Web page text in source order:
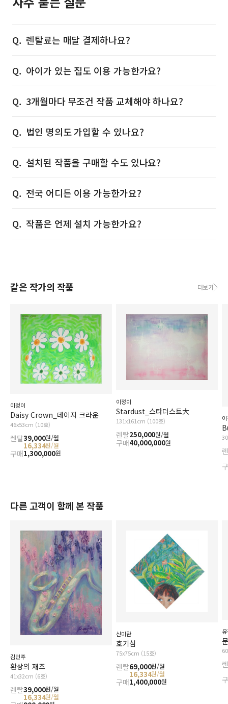
렌탈료는 매달 결제하나요?
아이가 있는 집도 이용 가능한가요?
3개월마다 무조건 작품 교체해야 하나요?
법인 명의도 가입할 수 있나요?
설치된 작품을 구매할 수도 있나요?
전국 어디든 이용 가능한가요?
작품은 언제 설치 가능한가요?
같은 작가의 작품 더보기
이정이
Daisy Crown_데이지 크라운
46x53cm (10호)
렌탈39,000원/월
16,334원/월
구매1,300,000원
이정이
Stardust_스타더스트大
131x161cm (100호)
렌탈250,000원/월
구매40,000,000원
다른 고객이 함께 본 작품
김민주
환상의 재즈
41x32cm (6호)
렌탈39,000원/월
16,334원/월
신미란
호기심
75x75cm (15호)
렌탈69,000원/월
16,334원/월
구매1,400,000원